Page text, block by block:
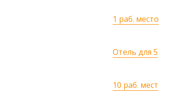
1 раб. место
Отель для 5
10 раб. мест